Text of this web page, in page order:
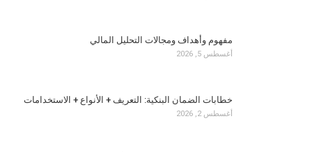
مفهوم وأهداف ومجالات التحليل المالي
أغسطس 5, 2026
خطابات الضمان البنكية: التعريف + الأنواع + الاستخدامات
أغسطس 2, 2026